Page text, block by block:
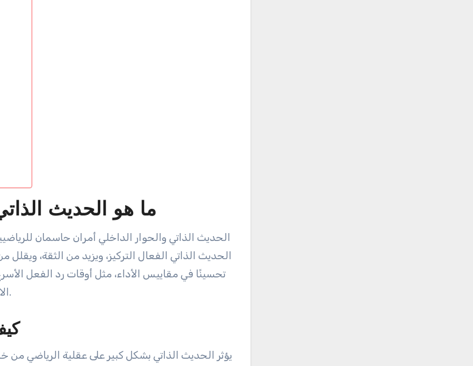
ما هو الحديث
الحديث الذاتي والحوار الداخلي أمران حاسمان
الحديث الذاتي الفعال التركيز، ويزيد من الثقة، ويقلل
تحسينًا في مقاييس الأداء، مثل أوقات رد الفعل
الاستراتيجية العقلية، مما يسمح للرياضيين بمواجهة التحديات بعقل هادئ.
يؤثر الحديث الذاتي بشكل كبير على عقلية الرياضي من